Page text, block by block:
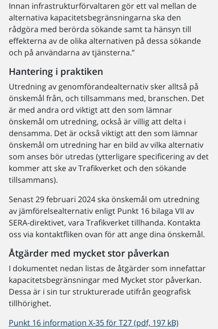
Innan infrastrukturförvaltaren gör ett val mellan de
alternativa kapacitetsbegränsningarna ska den
rådgöra med berörda sökande samt ta hänsyn till
effekterna av de olika alternativen på dessa sökande
och på användarna av tjänsterna.”
Hantering i praktiken
Utredning av genomförandealternativ sker alltså på
önskemål från, och tillsammans med, branschen. Det
är med andra ord viktigt att den som lämnar
önskemål om utredning, också är villig att delta i
densamma. Det är också viktigt att den som lämnar
önskemål om utredning har en bild av vilka alternativ
som anses bör utredas (ytterligare specificering av det
kommer att ske av Trafikverket och den sökande
tillsammans).
Senast 29 februari 2024 ska önskemål om utredning
av jämförelsealternativ enligt Punkt 16 bilaga VII av
SERA-direktivet, vara Trafikverket tillhanda. Kontakta
oss via kontaktfliken ovan för att ange dina önskemål.
Åtgärder med mycket stor påverkan
I dokumentet nedan listas de åtgärder som innefattar
kapacitetsbegränsningar med Mycket stor påverkan.
Dessa är i sin tur strukturerade utifrån geografisk
tillhörighet.
Punkt 16 information X-35 för T27 (pdf, 197 kB)